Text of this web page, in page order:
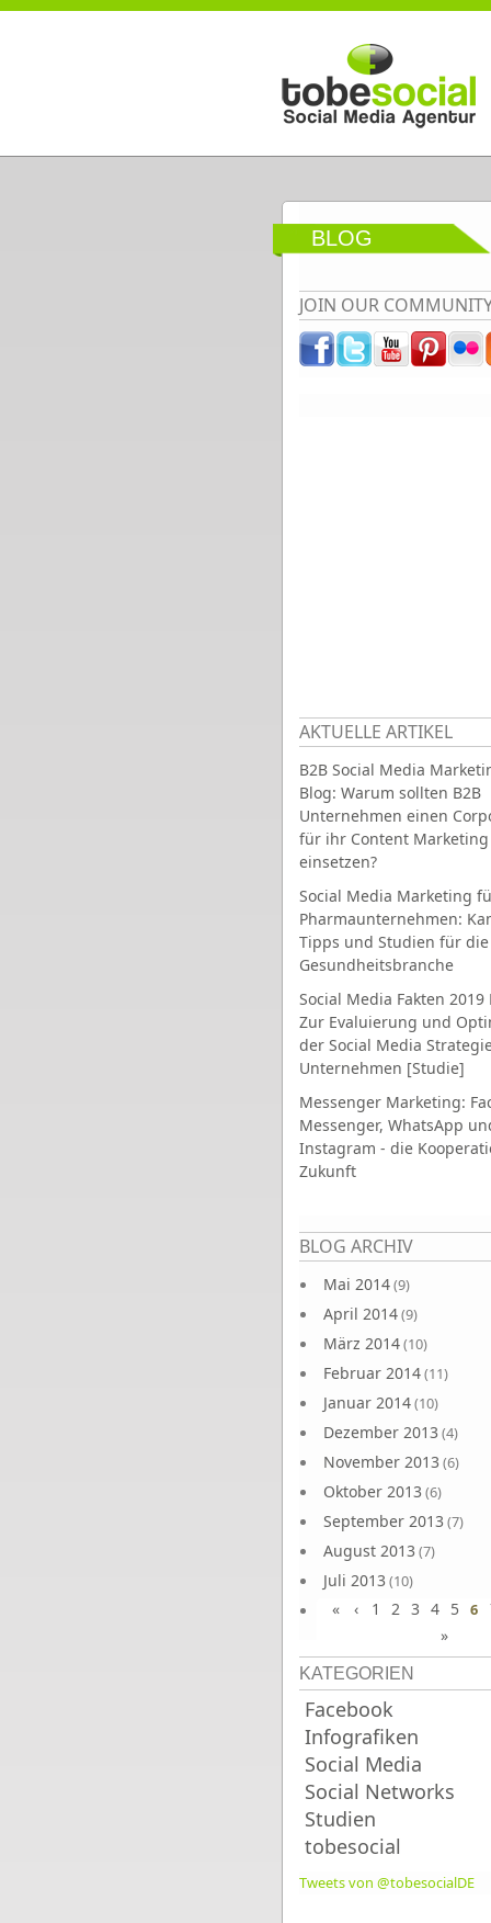
Direkt zum Inhalt
BLOG
JOIN OUR
AKTUELLE ARTIKEL
B2B Social Media
Blog: Warum sollten B2B
Unternehmen einen
für ihr Content Marketing
einsetzen?
Social Media Marketing
Pharmaunternehmen:
Tipps und Studien für die
Gesundheitsbranche
Social Media Fakten 2019
Zur Evaluierung und
der Social Media
Unternehmen [Studie]
Messenger Marketing:
Messenger, WhatsApp
Instagram - die
Zukunft
BLOG ARCHIV
Mai 2014(9)
April 2014(9)
März 2014(10)
Februar 2014(11)
Januar 2014(10)
Dezember 2013 (4)
November 2013 (6)
Oktober 2013 (6)
September 2013 (7)
August 2013 (7)
Juli 2013 (10)
Juni 2013(10)
Seiten
« ‹ 1 2 3 4 5 6
»
KATEGORIEN
Facebook
Infografiken
Social Media
Social Networks
Studien
tobesocial
Tweets von @tobesocialDE